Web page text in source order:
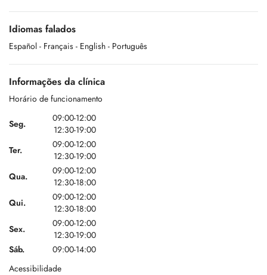
Idiomas falados
Español - Français - English - Português
Informações da clínica
Horário de funcionamento
Seg.
09:00-12:00
12:30-19:00
Ter.
09:00-12:00
12:30-19:00
Qua.
09:00-12:00
12:30-18:00
Qui.
09:00-12:00
12:30-18:00
Sex.
09:00-12:00
12:30-19:00
Sáb.
09:00-14:00
Acessibilidade